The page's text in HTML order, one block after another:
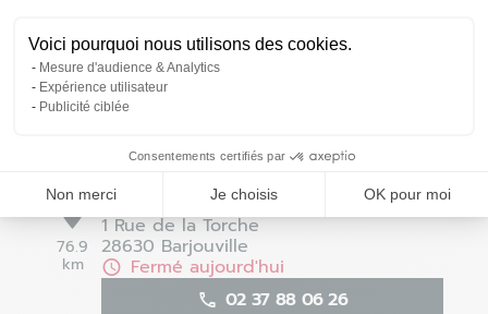
Voici pourquoi nous utilisons des cookies.
Mesure d'audience & Analytics
Expérience utilisateur
Publicité ciblée
Consentements certifiés par
Non merci Je choisis OK pour moi
Voir la fiche magasin
8
76.9
km
Chartres - Barjouville - Fermé
1 Rue de la Torche
28630 Barjouville
Fermé aujourd'hui
02 37 88 06 26